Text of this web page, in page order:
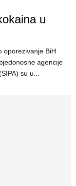
u
oporezivanje BiH
agencije
su u...